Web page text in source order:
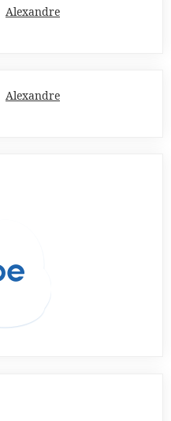
Alexandre
Alexandre